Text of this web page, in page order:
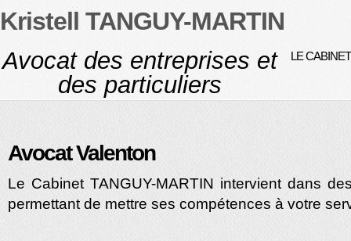
Kristell TANGUY-MARTIN
LE CABINET
Avocat des entreprises et
des particuliers
Avocat Valenton
Le Cabinet TANGUY-MARTIN intervient dans
permettant de mettre ses compétences à votre